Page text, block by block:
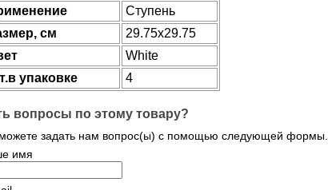
Ступень
см
29.75x29.75
White
упаковке
4
вопросы по этому товару?
задать нам вопрос(ы) с помощью следующей формы.
имя